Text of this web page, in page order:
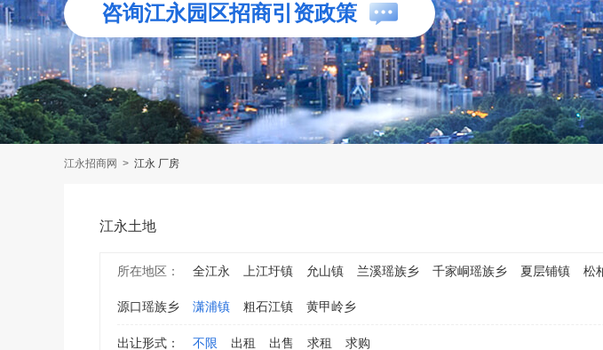
咨询江永园区招商引资政策
江永招商网 > 江永 厂房
江永土地
所在地区： 全江永 上江圩镇 允山镇 兰溪瑶族乡 千家峒瑶族乡 夏层铺镇 松
源口瑶族乡 潇浦镇 粗石江镇 黄甲岭乡
出让形式： 不限 出租 出售 求租 求购